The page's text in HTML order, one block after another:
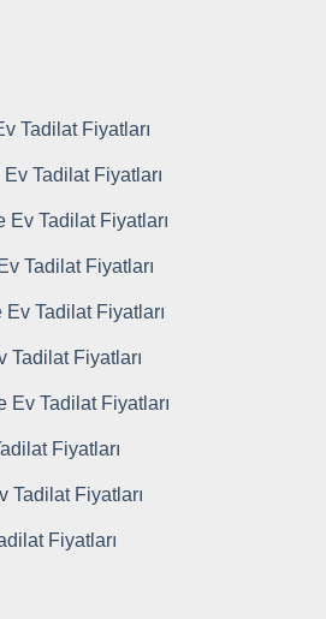
Tadilat Fiyatları
Tadilat Fiyatları
Ev Tadilat Fiyatları
Tadilat Fiyatları
Ev Tadilat Fiyatları
Tadilat Fiyatları
Ev Tadilat Fiyatları
Fiyatları
Tadilat Fiyatları
Fiyatları